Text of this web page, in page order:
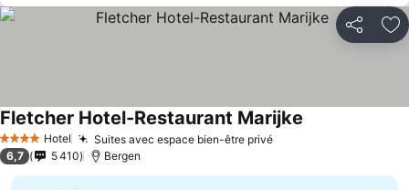
Partager
4 Étoiles Hotel Suites avec espace bien-être privé
Fletcher Hotel-Restaurant Marijke
6,7 5 410 Bergen